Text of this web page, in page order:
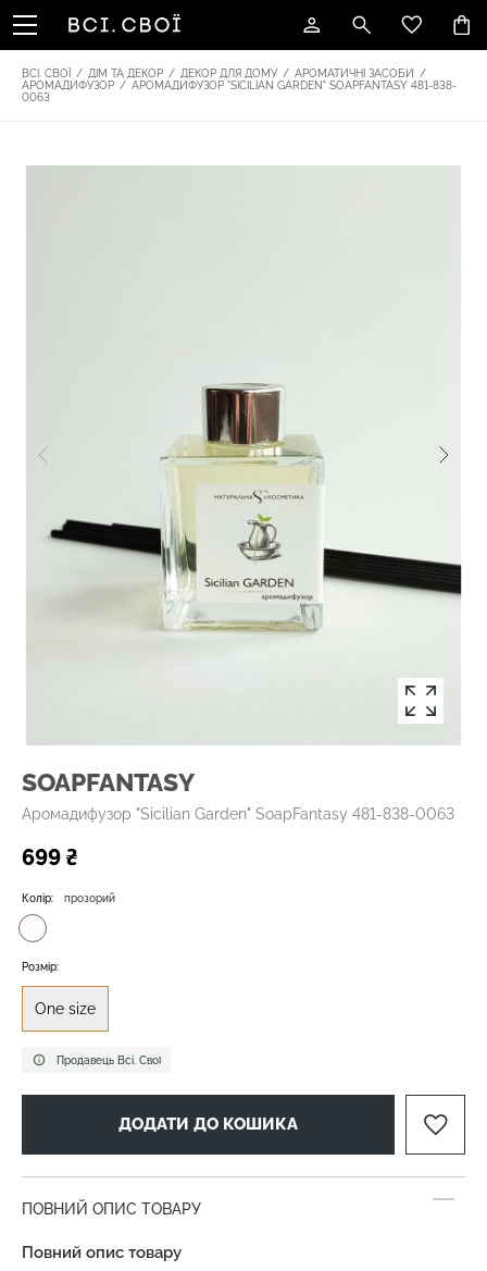
ВСІ. СВОЇ / ДІМ ТА ДЕКОР / ДЕКОР ДЛЯ ДОМУ / АРОМАТИЧНІ ЗАСОБИ
/
АРОМАДИФУЗОР / АРОМАДИФУЗОР "SICILIAN GARDEN" SOAPFANTASY 481-838-
0063
SOAPFANTASY
Аромадифузор "Sicilian Garden" SoapFantasy 481-838-0063
699 ₴
Продавець Всі. Свої
Колір: прозорий
Розмір:
One size
ДОДАТИ ДО КОШИКА
ПОВНИЙ ОПИС ТОВАРУ
Повний опис товару